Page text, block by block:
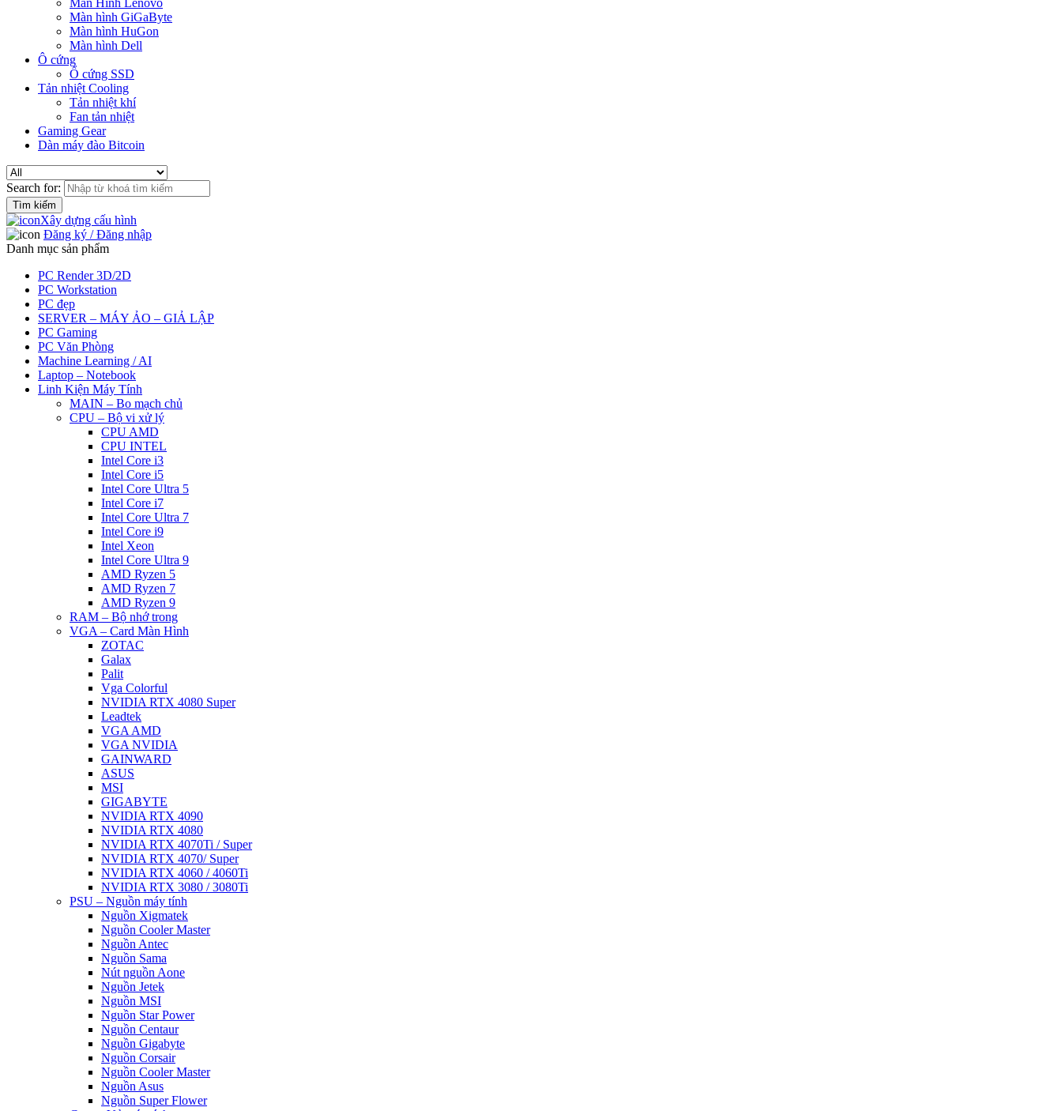
Màn Hình Lenovo
Màn hình GiGaByte
Màn hình HuGon
Màn hình Dell
Ô cứng
Ổ cứng SSD
Tản nhiệt Cooling
Tản nhiệt khí
Fan tản nhiệt
Gaming Gear
Dàn máy đào Bitcoin
Search for:
Xây dựng cấu hình
Đăng ký / Đăng nhập
Danh mục sản phẩm
PC Render 3D/2D
PC Workstation
PC đẹp
SERVER – MÁY ẢO – GIẢ LẬP
PC Gaming
PC Văn Phòng
Machine Learning / AI
Laptop – Notebook
Linh Kiện Máy Tính
MAIN – Bo mạch chủ
CPU – Bộ vi xử lý
CPU AMD
CPU INTEL
Intel Core i3
Intel Core i5
Intel Core Ultra 5
Intel Core i7
Intel Core Ultra 7
Intel Core i9
Intel Xeon
Intel Core Ultra 9
AMD Ryzen 5
AMD Ryzen 7
AMD Ryzen 9
RAM – Bộ nhớ trong
VGA – Card Màn Hình
ZOTAC
Galax
Palit
Vga Colorful
NVIDIA RTX 4080 Super
Leadtek
VGA AMD
VGA NVIDIA
GAINWARD
ASUS
MSI
GIGABYTE
NVIDIA RTX 4090
NVIDIA RTX 4080
NVIDIA RTX 4070Ti / Super
NVIDIA RTX 4070/ Super
NVIDIA RTX 4060 / 4060Ti
NVIDIA RTX 3080 / 3080Ti
PSU – Nguồn máy tính
Nguồn Xigmatek
Nguồn Cooler Master
Nguồn Antec
Nguồn Sama
Nút nguồn Aone
Nguồn Jetek
Nguồn MSI
Nguồn Star Power
Nguồn Centaur
Nguồn Gigabyte
Nguồn Corsair
Nguồn Cooler Master
Nguồn Asus
Nguồn Super Flower